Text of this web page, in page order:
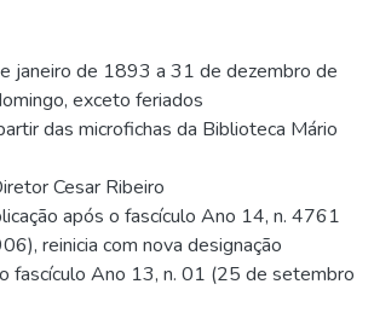
janeiro de 1893 a 31 de dezembro de
exceto feriados
das microfichas da Biblioteca Mário
Cesar Ribeiro
após o fascículo Ano 14, n. 4761
reinicia com nova designação
fascículo Ano 13, n. 01 (25 de setembro